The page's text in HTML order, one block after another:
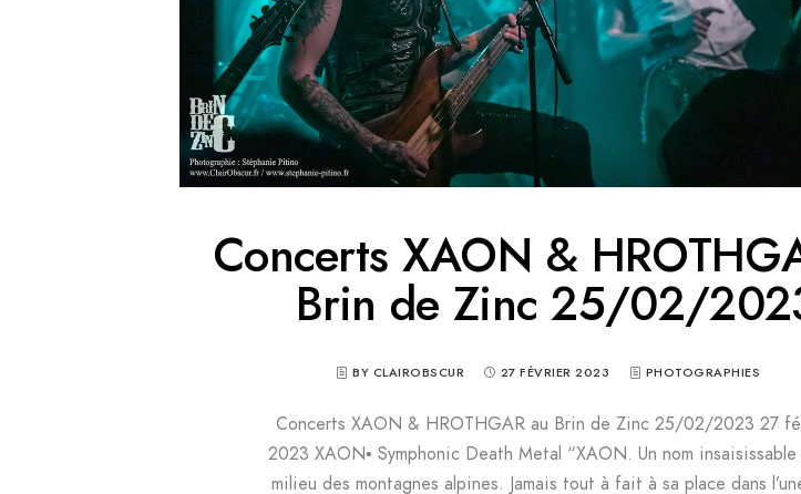
Concerts XAON &
Brin de Zinc 25/02/
BY CLAIROBSCUR 27 FÉVRIER 2023 PHOTOGRAPHIES
Concerts XAON & HROTHGAR au Brin de Zinc 25/02/2023 27
2023 XAON• Symphonic Death Metal “XAON. Un nom insaisissable
milieu des montagnes alpines. Jamais tout à fait à sa place dans